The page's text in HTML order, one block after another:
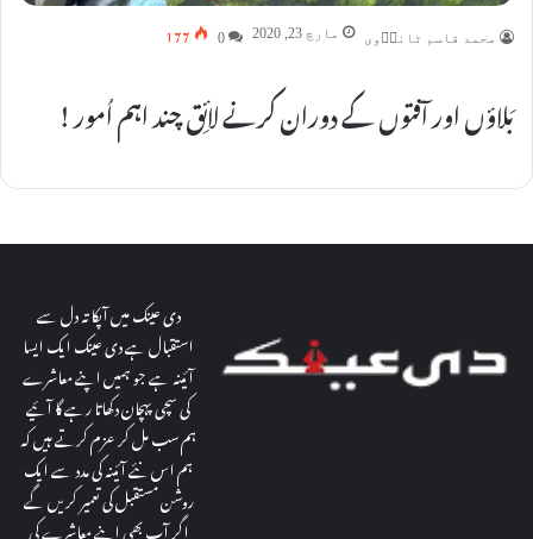
محمد قاسم ٹانڈؔوی مارچ 23, 2020 0
177
بَلاؤں اور آفتوں کے دوران کرنے لائِق چند اہم اُمور !
دی عینک میں آپکا تہ دل سے
استقبال ہے دی عینک ایک ایسا
آئینہ ہے جو ہمیں اپنے معاشرے
کی سچی پہچان دکھاتا رہے گا آئیے
ہم سب مل کر عزم کرتے ہیں کہ
ہم اس نئے آئینہ کی مدد سے ایک
روشن مستقبل کی تعمیر کریں گے
اگر آپ بھی اپنے معاشرے کی